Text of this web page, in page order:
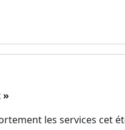
»
les services cet